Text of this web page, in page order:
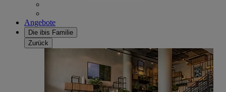
Angebote
Die ibis Familie
Zurück